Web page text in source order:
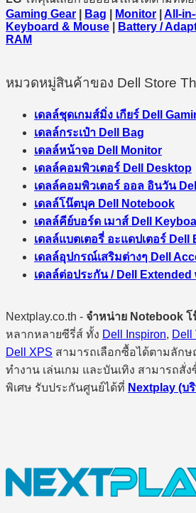
Gaming Gear
Bag Monitor All-
Keyboard & Mouse
Battery /
RAM
หมวดหมู่สินค้าของ Dell Store
เดลล์ชุดเกมส์มิ่ง เกียร์ Dell
เดลล์กระเป๋า Dell Bag
เดลล์หน้าจอ Dell Monitor
เดลล์คอมพิวเตอร์ Dell Desktop
เดลล์คอมพิวเตอร์ ออล อินวัน
เดลล์โน๊ตบุค Dell Notebook
เดลล์คีย์บอร์ด เมาส์ Dell
เดลล์แบตเตอรี่ อะแดปเตอร์ Dell
เดลล์อุปกรณ์เสริมต่างๆ Dell
เดลล์ต่อประกัน / Dell Extended
Nextplay.co.th - จำหน่าย Notebook
หลากหลายซีรี่ส์ ทั้ง Dell Inspiron, Dell
Dell XPS สามารถเลือกซื้อได้ตามลัก
ทำงาน เล่นเกม และบันเทิง สามารถสั่
พิเศษ รับประกันศูนย์ได้ที่ Nextplay (บ